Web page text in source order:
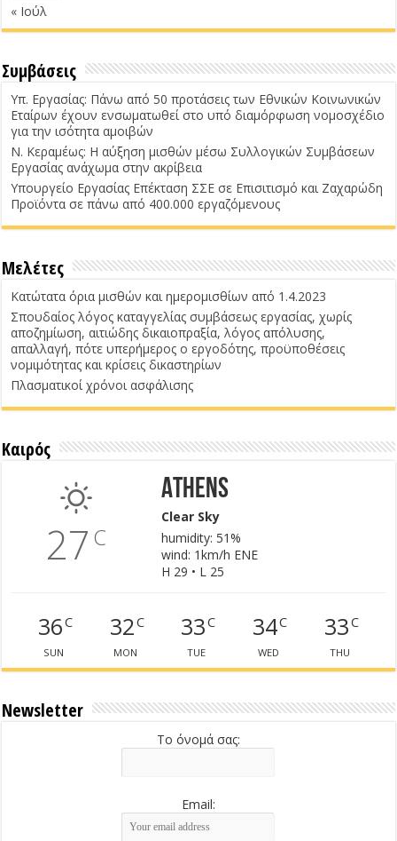
« Ιούλ
Συμβάσεις
Υπ. Εργασίας: Πάνω από 50 προτάσεις των Εθνικών Κοινωνικών
Εταίρων έχουν ενσωματωθεί στο υπό διαμόρφωση νομοσχέδιο
για την ισότητα αμοιβών
Ν. Κεραμέως: Η αύξηση μισθών μέσω Συλλογικών Συμβάσεων
Εργασίας ανάχωμα στην ακρίβεια
Υπουργείο Εργασίας Επέκταση ΣΣΕ σε Επισιτισμό και Ζαχαρώδη
Προϊόντα σε πάνω από 400.000 εργαζόμενους
Μελέτες
Κατώτατα όρια μισθών και ημερομισθίων από 1.4.2023
Σπουδαίος λόγος καταγγελίας συμβάσεως εργασίας, χωρίς
αποζημίωση, αιτιώδης δικαιοπραξία, λόγος απόλυσης,
απαλλαγή, πότε υπερήμερος ο εργοδότης, προϋποθέσεις
νομιμότητας και κρίσεις δικαστηρίων
Πλασματικοί χρόνοι ασφάλισης
Καιρός
27 C
Athens
Clear Sky
humidity: 51%
wind: 1km/h ENE
H 29 • L 25
36C
SUN
32C
MON
33C
TUE
34C
WED
33C
THU
Newsletter
Το όνομά σας:
Email: